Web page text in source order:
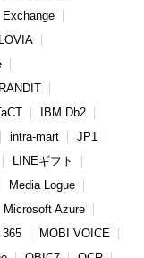
Exchange
IBM Db2
intra-mart
JP1
LINEギフト
Media Logue
Microsoft Azure
MOBI VOICE